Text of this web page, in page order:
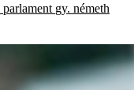
parlament gy. németh